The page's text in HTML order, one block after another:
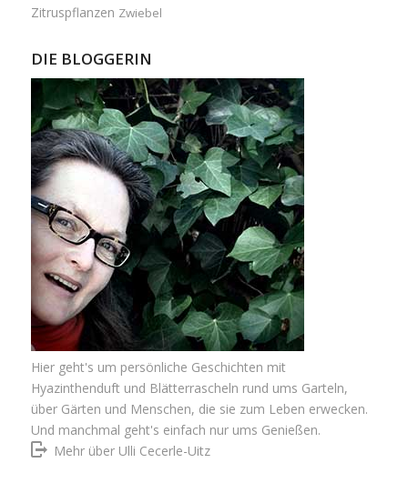
Zitruspflanzen Zwiebel
DIE BLOGGERIN
Hier geht's um persönliche Geschichten mit
Hyazinthenduft und Blätterrascheln rund ums Garteln,
über Gärten und Menschen, die sie zum Leben erwecken.
Und manchmal geht's einfach nur ums Genießen.
Mehr über Ulli Cecerle-Uitz